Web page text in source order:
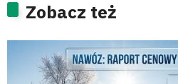
Zobacz też